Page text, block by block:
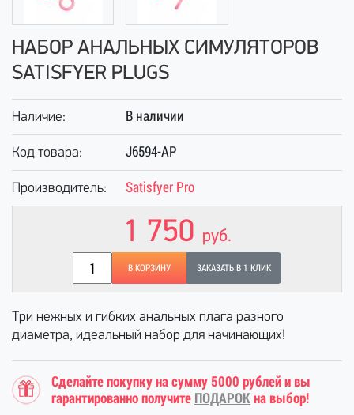
НАБОР АНАЛЬНЫХ СИМУЛЯТОРОВ
SATISFYER PLUGS
Наличие: В наличии
Код товара: J6594-AP
Производитель: Satisfyer Pro
1 750 руб.
В КОРЗИНУ ЗАКАЗАТЬ В 1 КЛИК
Три нежных и гибких анальных плага разного
диаметра, идеальный набор для начинающих!
Сделайте покупку на сумму 5000 рублей и вы
гарантированно получите ПОДАРОК на выбор!